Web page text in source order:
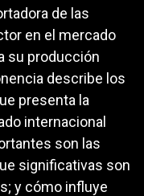
de las
en el mercado
su producción
describe los
presenta la
internacional
son las
significativas son
y cómo influye